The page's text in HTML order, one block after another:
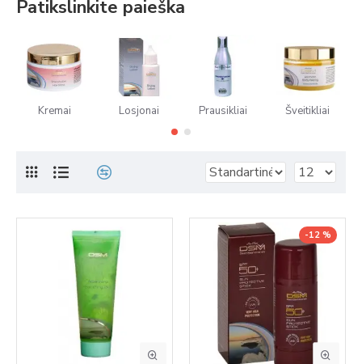
Patikslinkite paieška
Kremai Losjonai Prausikliai Šveitikliai
-12 %